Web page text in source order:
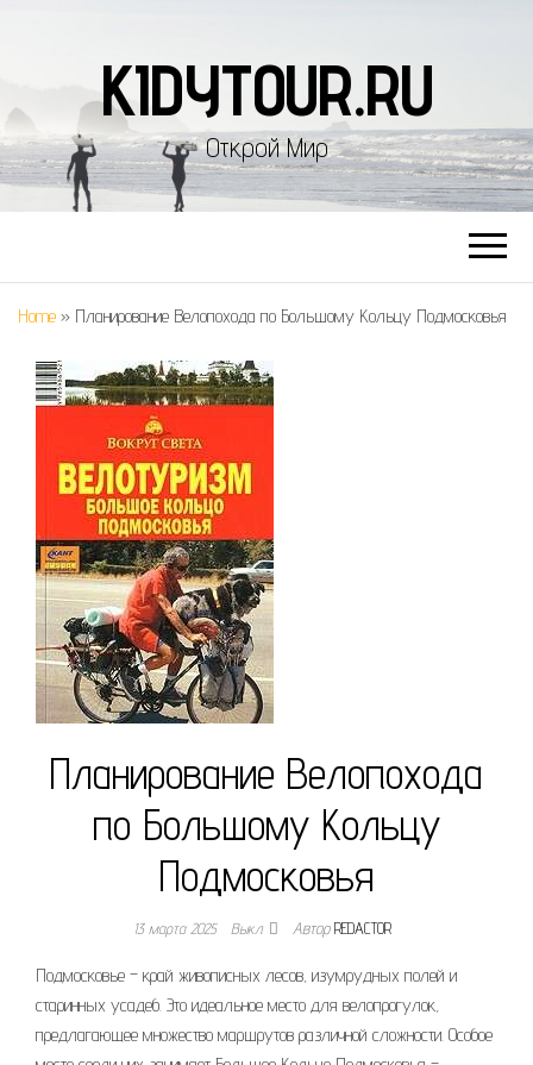
KIDYTOUR.RU
Открой Мир
Home » Планирование Велопохода по Большому Кольцу Подмосковья
Планирование Велопохода
по Большому Кольцу
Подмосковья
13 марта 2025 Выкл. АвторREDACTOR
Подмосковье – край живописных лесов, изумрудных полей и
старинных усадеб. Это идеальное место для велопрогулок,
предлагающее множество маршрутов различной сложности. Особое